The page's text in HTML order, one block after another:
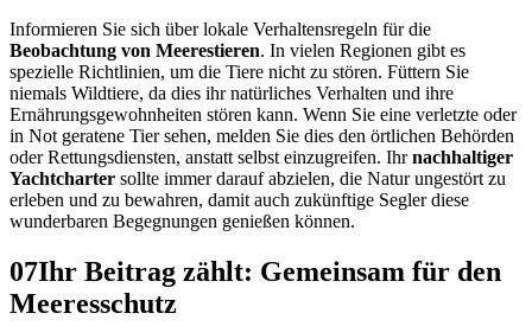
Informieren Sie sich über lokale Verhaltensregeln für die
Beobachtung von Meerestieren. In vielen Regionen gibt es
spezielle Richtlinien, um die Tiere nicht zu stören. Füttern Sie
niemals Wildtiere, da dies ihr natürliches Verhalten und ihre
Ernährungsgewohnheiten stören kann. Wenn Sie eine verletzte oder
in Not geratene Tier sehen, melden Sie dies den örtlichen Behörden
oder Rettungsdiensten, anstatt selbst einzugreifen. Ihrnachhaltiger
Yachtcharter sollte immer darauf abzielen, die Natur ungestört zu
erleben und zu bewahren, damit auch zukünftige Segler diese
wunderbaren Begegnungen genießen können.
07Ihr Beitrag zählt: Gemeinsam für den
Meeresschutz